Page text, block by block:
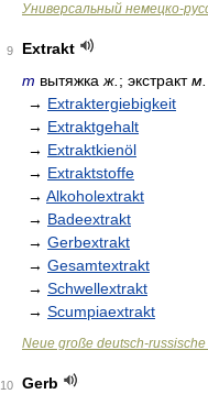
Универсальный немецко-
9
Extrakt
m вытяжка ж. ; экстрактм.
→ Extraktergiebigkeit
→ Extraktgehalt
→ Extraktkienöl
→ Extraktstoffe
→ Alkoholextrakt
→ Badeextrakt
→ Gerbextrakt
→ Gesamtextrakt
→ Schwellextrakt
→ Scumpiaextrakt
Neue große deutsch-
10
Gerb